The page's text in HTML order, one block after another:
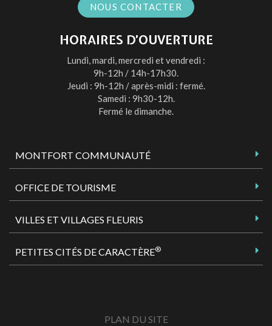
NOUS CONTACTER
HORAIRES D’OUVERTURE
Lundi, mardi, mercredi et vendredi :
9h-12h / 14h-17h30.
Jeudi : 9h-12h / après-midi : fermé.
Samedi : 9h30-12h.
Fermé le dimanche.
MONTFORT COMMUNAUTÉ
OFFICE DE TOURISME
VILLES ET VILLAGES FLEURIS
PETITES CITÉS DE CARACTÈRE®
PLAN DU SITE